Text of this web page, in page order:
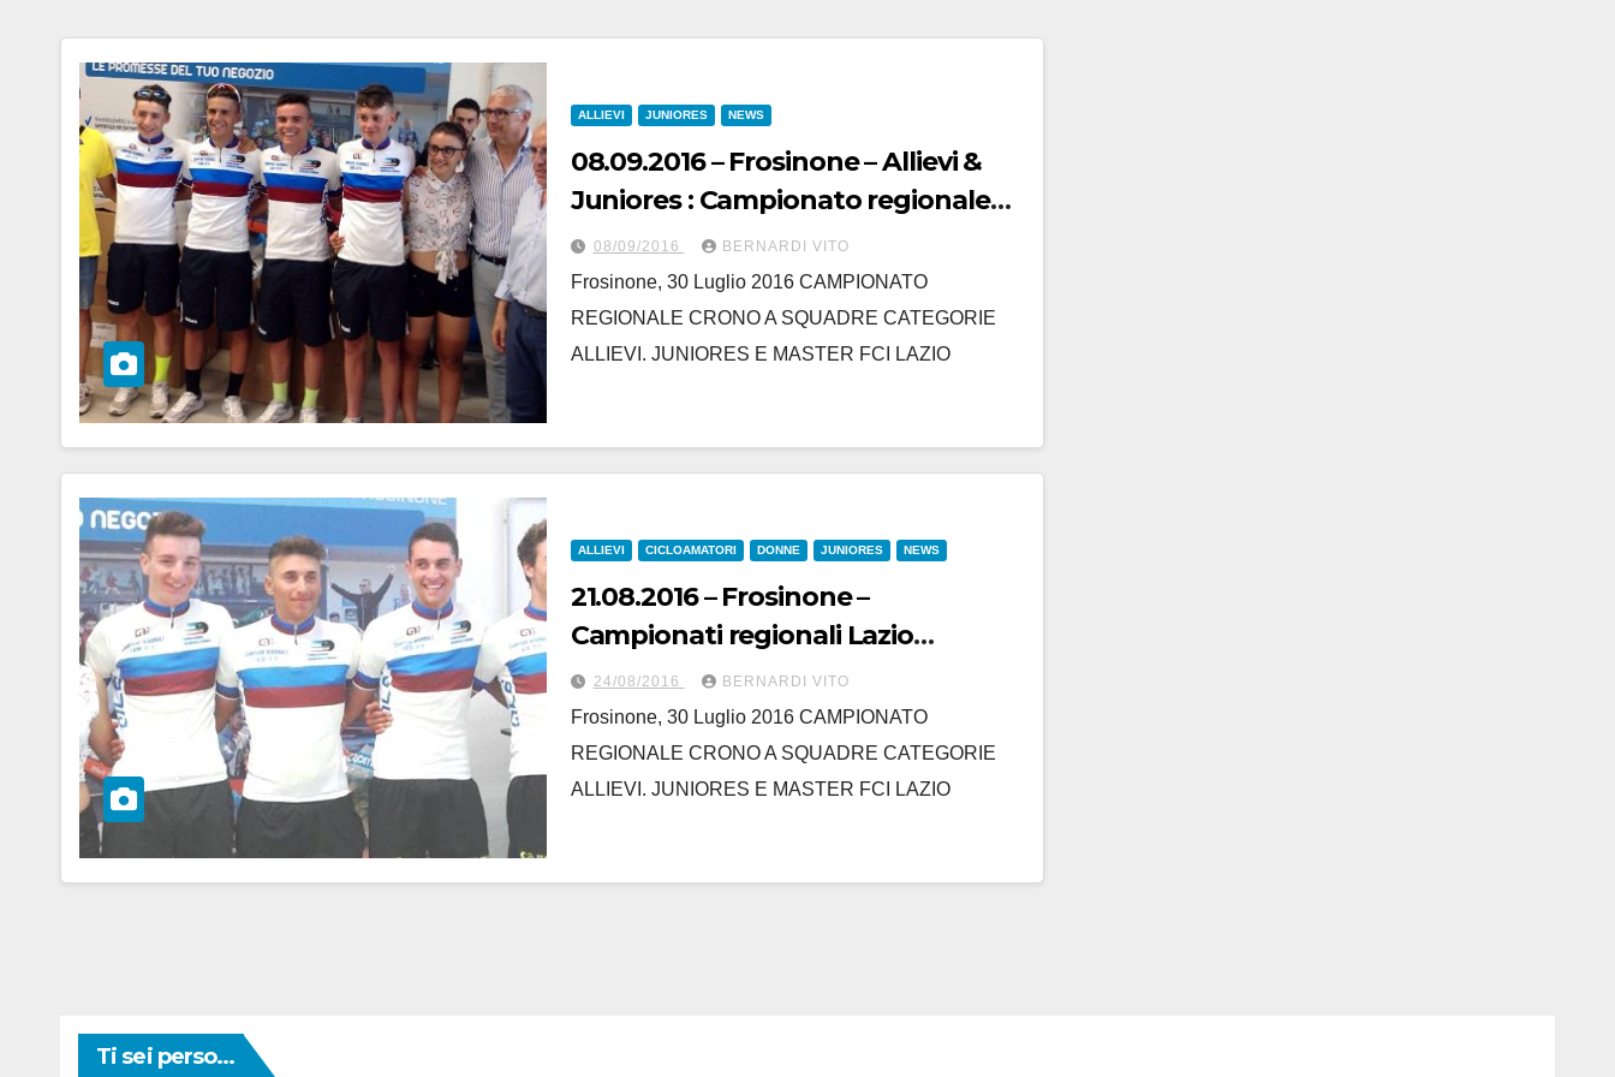
ALLIEVI JUNIORES NEWS
08.09.2016 – Frosinone – Allievi &
Juniores : Campionato regionale
Lazio cronosquadre – Da Giovanni
Maialetti
08/09/2016 BERNARDI VITO
Frosinone, 30 Luglio 2016 CAMPIONATO
REGIONALE CRONO A SQUADRE CATEGORIE
ALLIEVI. JUNIORES E MASTER FCI LAZIO
ALLIEVI CICLOAMATORI DONNE JUNIORES NEWS
21.08.2016 – Frosinone –
Campionati regionali Lazio
cronosquadre – Dal Lazio Giovanni
Maialetti
24/08/2016 BERNARDI VITO
Frosinone, 30 Luglio 2016 CAMPIONATO
REGIONALE CRONO A SQUADRE CATEGORIE
ALLIEVI. JUNIORES E MASTER FCI LAZIO
Ti sei perso...